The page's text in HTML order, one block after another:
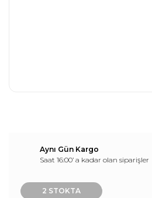
Aynı Gün Kargo
Saat 16:00’ a kadar olan siparişler
2 STOKTA